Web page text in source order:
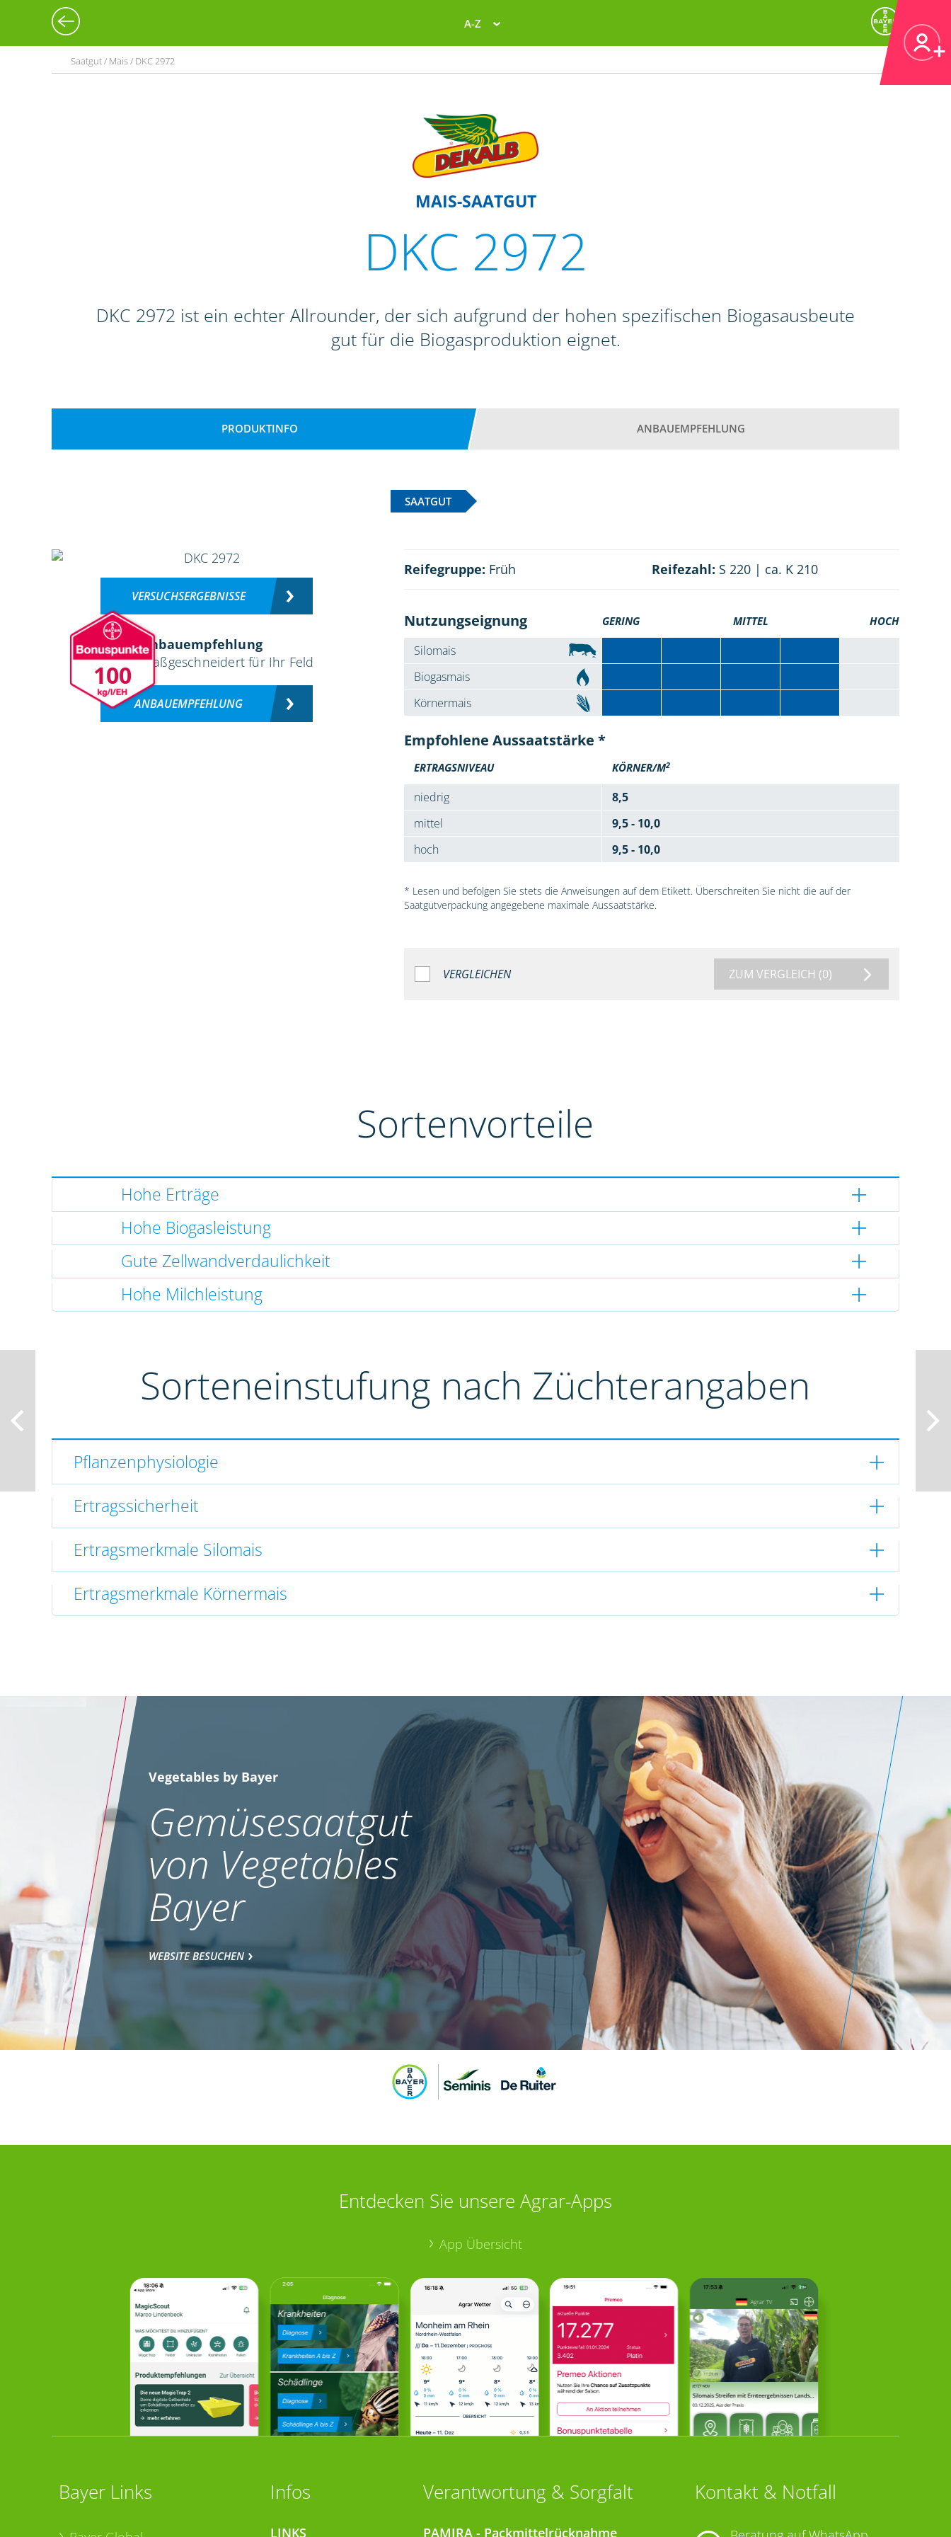
A-Z
Saatgut / Mais / DKC 2972
MAIS-SAATGUT
DKC 2972
DKC 2972 ist ein echter Allrounder, der sich aufgrund der hohen spezifischen Biogasausbeute
gut für die Biogasproduktion eignet.
PRODUKTINFO ANBAUEMPFEHLUNG
SAATGUT
100
VERSUCHSERGEBNISSE
Anbauempfehlung
maßgeschneidert für Ihr Feld
ANBAUEMPFEHLUNG
Reifegruppe: Früh Reifezahl: S 220 | ca. K 210
Nutzungseignung GERING MITTEL HOCH
Silomais
Biogasmais
Körnermais
Empfohlene Aussaatstärke *
ERTRAGSNIVEAU KÖRNER/M2
niedrig
8,5
mittel
9,5 - 10,0
hoch
9,5 - 10,0
* Lesen und befolgen Sie stets die Anweisungen auf dem Etikett. Überschreiten Sie nicht die auf der
Saatgutverpackung angegebene maximale Aussaatstärke.
VERGLEICHEN ZUM VERGLEICH (0)
Sortenvorteile
Hohe Erträge
Hohe Biogasleistung
Gute Zellwandverdaulichkeit
Hohe Milchleistung
Sorteneinstufung nach Züchterangaben
Pflanzenphysiologie
Ertragssicherheit
Ertragsmerkmale Silomais
Ertragsmerkmale Körnermais
Vegetables by Bayer
Gemüsesaatgut
von Vegetables
Bayer
WEBSITE BESUCHEN
Entdecken Sie unsere Agrar-Apps
App Übersicht
Bayer Links Infos
LINKS
Verantwortung & Sorgfalt
PAMIRA - Packmittelrücknahme
Kontakt & Notfall